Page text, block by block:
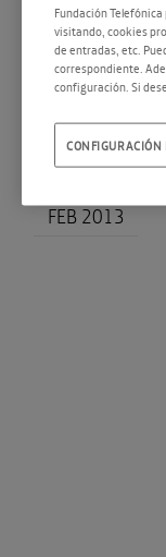
04
FEB 2013
Fundación
visitando, cookies
de entradas, etc.
correspondiente.
configuración. Si
CONFIGURACIÓN